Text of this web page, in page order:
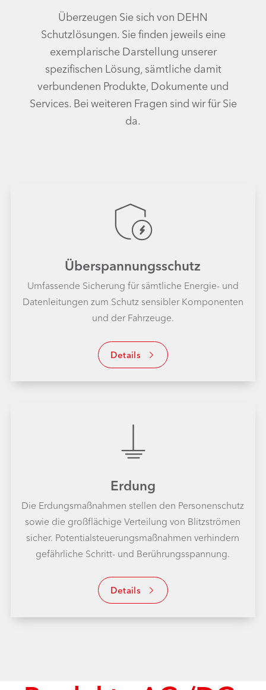
Überzeugen Sie sich von DEHN
Schutzlösungen. Sie finden jeweils eine
exemplarische Darstellung unserer
spezifischen Lösung, sämtliche damit
verbundenen Produkte, Dokumente und
Services. Bei weiteren Fragen sind wir für Sie
da.
Überspannungs­schutz
Umfassende Sicherung für sämtliche Energie- und
Datenleitungen zum Schutz sensibler Komponenten
und der Fahrzeuge.
Details
Erdung
Die Erdungsmaßnahmen stellen den Personenschutz
sowie die großflächige Verteilung von Blitzströmen
sicher. Potentialsteuerungsmaßnahmen verhindern
gefährliche Schritt- und Berührungsspannung.
Details